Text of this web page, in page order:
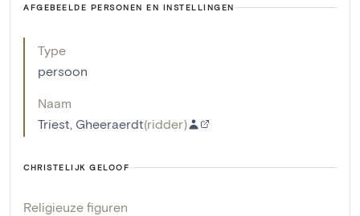
AFGEBEELDE PERSONEN EN INSTELLINGEN
Type
persoon
Naam
Triest, Gheeraerdt(ridder)
CHRISTELIJK GELOOF
Religieuze figuren